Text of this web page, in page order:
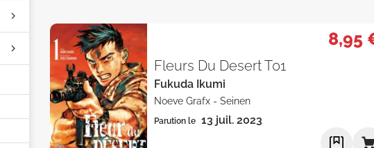
8,95
Fleurs Du Desert T01
Fukuda Ikumi
Noeve Grafx - Seinen
Parution le 13 juil. 2023